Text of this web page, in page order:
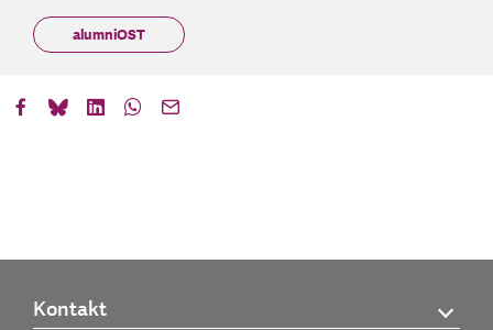
alumniOST
Kontakt